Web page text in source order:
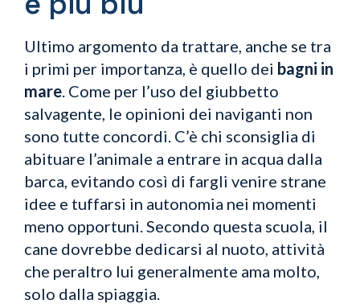
Ultimo argomento da trattare, anche se tra
i primi per importanza, è quello dei bagni in
mare. Come per l’uso del giubbetto
salvagente, le opinioni dei naviganti non
sono tutte concordi. C’è chi sconsiglia di
abituare l’animale a entrare in acqua dalla
barca, evitando così di fargli venire strane
idee e tuffarsi in autonomia nei momenti
meno opportuni. Secondo questa scuola, il
cane dovrebbe dedicarsi al nuoto, attività
che peraltro lui generalmente ama molto,
solo dalla spiaggia.